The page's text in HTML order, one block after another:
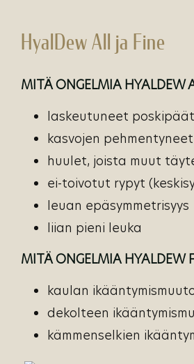
HyalDew All ja Fine
MITÄ ONGELMIA HYALDEW
laskeutuneet poskipäät
kasvojen
huulet, joista muut
ei-toivotut rypyt
leuan epäsymmetrisyys
liian pieni leuka
MITÄ ONGELMIA HYALDEW
kaulan
dekolteen
kämmenselkien